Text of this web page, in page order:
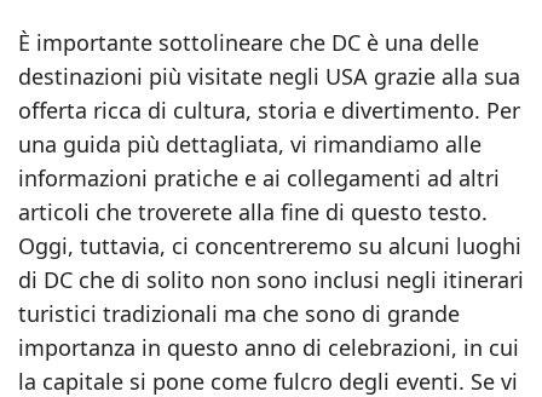
È importante sottolineare che DC è una delle
destinazioni più visitate negli USA grazie alla sua
offerta ricca di cultura, storia e divertimento. Per
una guida più dettagliata, vi rimandiamo alle
informazioni pratiche e ai collegamenti ad altri
articoli che troverete alla fine di questo testo.
Oggi, tuttavia, ci concentreremo su alcuni luoghi
di DC che di solito non sono inclusi negli itinerari
turistici tradizionali ma che sono di grande
importanza in questo anno di celebrazioni, in cui
la capitale si pone come fulcro degli eventi. Se vi